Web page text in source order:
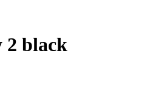
2 black